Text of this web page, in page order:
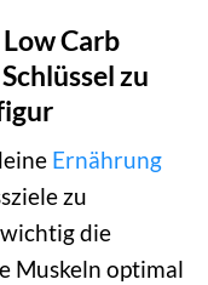
Carb
zu
Ernährung
zu
die
Muskeln optimal